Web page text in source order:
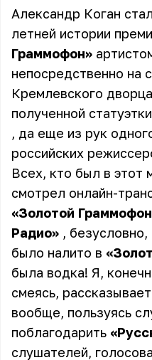
Александр Коган
летней истории
Граммофон»
непосредственно на
Кремлевского
полученной статуэтки
, да еще из рук
российских
Всех, кто был в этот
смотрел онлайн-
«Золотой
Радио» ,
было налито в
была водка! Я,
смеясь,
вообще, пользуясь
поблагодарить
слушателей,